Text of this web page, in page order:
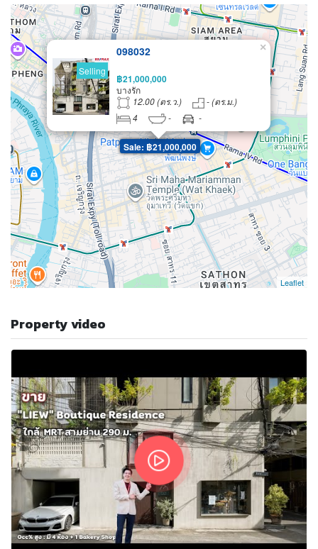
Sale: ฿21,000,000
Selling
098032
฿21,000,000
บางรัก
12.00 (ตร.ว.)
- (ตร.ม.)
4
- -
×
Leaflet
Property video